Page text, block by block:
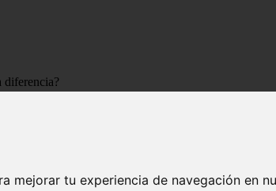
mejorar tu experiencia de navegación en
diferencia?
es la diferencia?